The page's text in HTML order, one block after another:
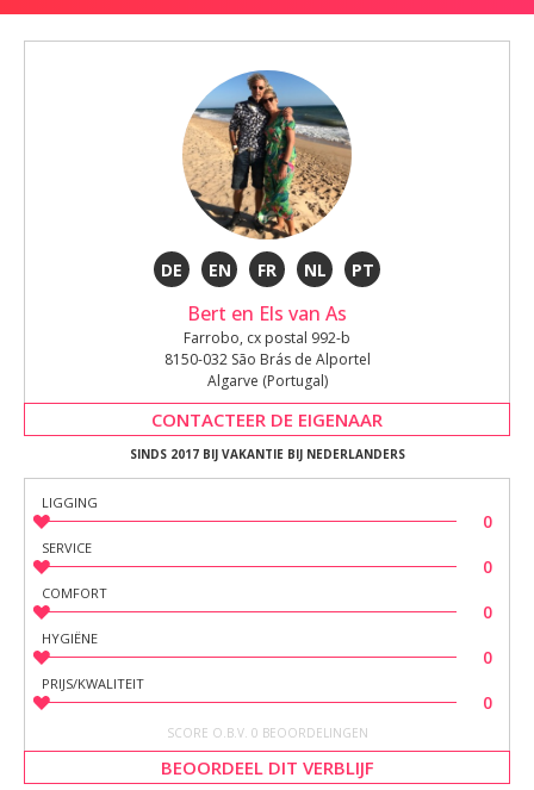
DE EN FR NL PT
Bert en Els van As
Farrobo, cx postal 992-b
8150-032 São Brás de Alportel
Algarve (Portugal)
CONTACTEER DE EIGENAAR
SINDS 2017 BIJ VAKANTIE BIJ NEDERLANDERS
LIGGING
0
SERVICE
0
COMFORT
0
HYGIËNE
0
PRIJS/KWALITEIT
0
SCORE O.B.V. 0 BEOORDELINGEN
BEOORDEEL DIT VERBLIJF